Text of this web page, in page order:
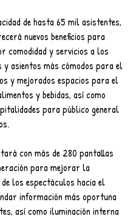
de hasta 65 mil asistentes,
nuevos beneficios para
comodidad y servicios a los
y asientos más cómodos para el
y mejorados espacios para el
y bebidas, así como
para público general
para mejorar la
los espectáculos hacia el
información más oportuna
así como iluminación interna